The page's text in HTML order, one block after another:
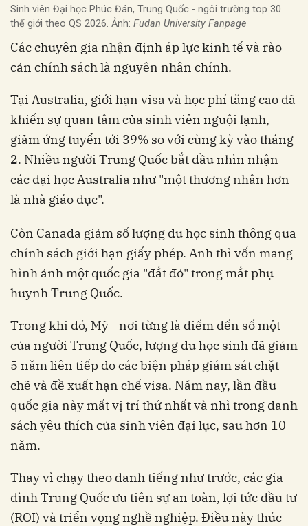
Sinh viên Đại học Phúc Đán, Trung Quốc - ngôi trường top 30
thế giới theo QS 2026. Ảnh: Fudan University Fanpage
Các chuyên gia nhận định áp lực kinh tế và rào
cản chính sách là nguyên nhân chính.
Tại Australia, giới hạn visa và học phí tăng cao đã
khiến sự quan tâm của sinh viên nguội lạnh,
giảm ứng tuyển tới 39% so với cùng kỳ vào tháng
2. Nhiều người Trung Quốc bắt đầu nhìn nhận
các đại học Australia như "một thương nhân hơn
là nhà giáo dục".
Còn Canada giảm số lượng du học sinh thông qua
chính sách giới hạn giấy phép. Anh thì vốn mang
hình ảnh một quốc gia "đắt đỏ" trong mắt phụ
huynh Trung Quốc.
Trong khi đó, Mỹ - nơi từng là điểm đến số một
của người Trung Quốc, lượng du học sinh đã giảm
5 năm liên tiếp do các biện pháp giám sát chặt
chẽ và đề xuất hạn chế visa. Năm nay, lần đầu
quốc gia này mất vị trí thứ nhất và nhì trong danh
sách yêu thích của sinh viên đại lục, sau hơn 10
năm.
Thay vì chạy theo danh tiếng như trước, các gia
đình Trung Quốc ưu tiên sự an toàn, lợi tức đầu tư
(ROI) và triển vọng nghề nghiệp. Điều này thúc